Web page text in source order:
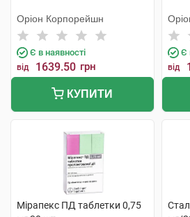
Оріон Корпорейшн
Є в наявності
від 1639.50 грн
КУПИТИ
Є
від
Мірапекс ПД таблетки 0,75